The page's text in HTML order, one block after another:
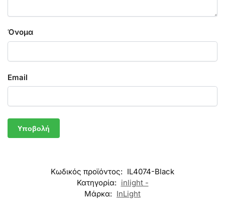
Όνομα
Email
Κωδικός προϊόντος: IL4074-Black
Κατηγορία: inlight -
Μάρκα: InLight